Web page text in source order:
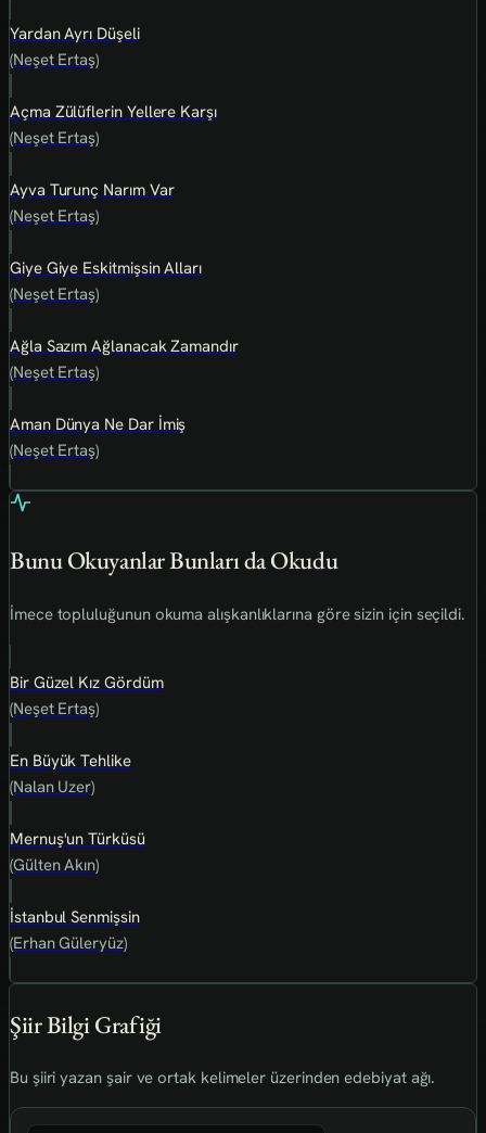
Yardan Ayrı Düşeli
(Neşet Ertaş)
Açma Zülüflerin Yellere Karşı
(Neşet Ertaş)
Ayva Turunç Narım Var
(Neşet Ertaş)
Giye Giye Eskitmişsin Alları
(Neşet Ertaş)
Ağla Sazım Ağlanacak Zamandır
(Neşet Ertaş)
Aman Dünya Ne Dar İmiş
(Neşet Ertaş)
Bunu Okuyanlar Bunları da Okudu
İmece topluluğunun okuma alışkanlıklarına göre sizin için seçildi.
Bir Güzel Kız Gördüm
(Neşet Ertaş)
En Büyük Tehlike
(Nalan Uzer)
Mernuş'un Türküsü
(Gülten Akın)
İstanbul Senmişsin
(Erhan Güleryüz)
Şiir Bilgi Grafiği
Bu şiiri yazan şair ve ortak kelimeler üzerinden edebiyat ağı.